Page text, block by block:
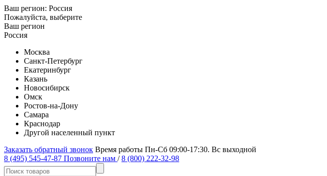
Ваш регион: Россия
Пожалуйста, выберите
Ваш регион
Россия
Москва
Санкт-Петербург
Екатеринбург
Казань
Новосибирск
Омск
Ростов-на-Дону
Самара
Краснодар
Другой населенный пункт
Заказать обратный звонок Время работы Пн-Сб 09:00-17:30. Вс выходной
8 (495) 545-47-87 Позвоните нам / 8 (800) 222-32-98